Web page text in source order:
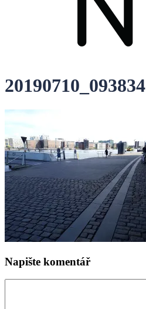
20190710_093834
Napište komentář